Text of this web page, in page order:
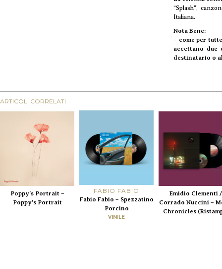
“Splash”,
Italiana.
Nota Bene:
– come per
accettano
destinatario o
ARTICOLI CORRELATI
Poppy’s Portrait –
Poppy’s Portrait
FABIO FABIO
Fabio Fabio – Spezzatino
Porcino
VINILE
Emidio Clementi /
Corrado Nuccini –
Chronicles